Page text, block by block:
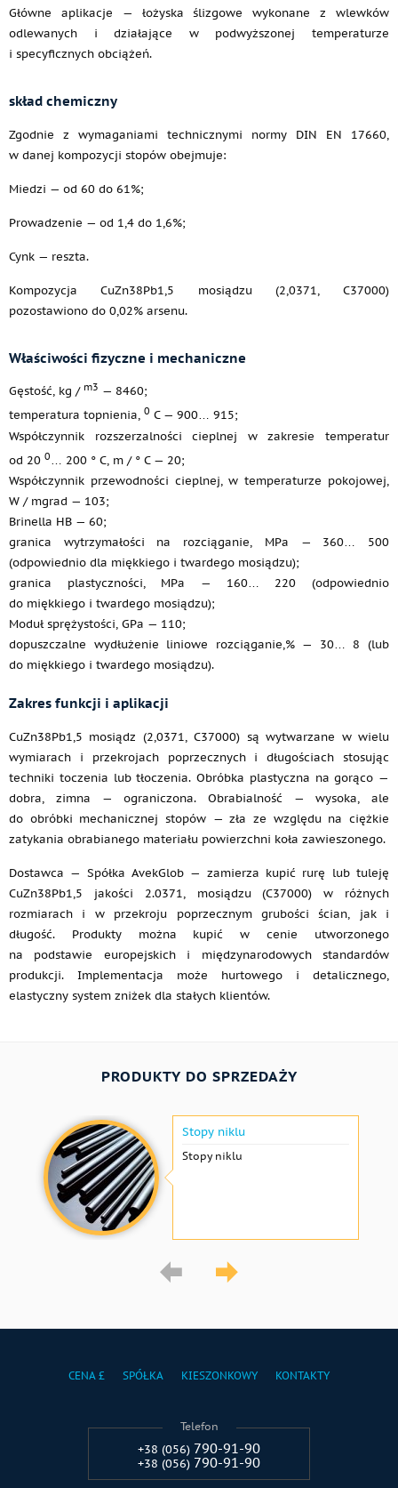
Główne aplikacje — łożyska ślizgowe wykonane z wlewków
odlewanych i działające w podwyższonej temperaturze
i specyficznych obciążeń.
skład chemiczny
Zgodnie z wymaganiami technicznymi normy DIN EN 17660,
w danej kompozycji stopów obejmuje:
Miedzi — od 60 do 61%;
Prowadzenie — od 1,4 do 1,6%;
Cynk — reszta.
Kompozycja CuZn38Pb1,5 mosiądzu (2,0371, C37000)
pozostawiono do 0,02% arsenu.
Właściwości fizyczne i mechaniczne
Gęstość, kg / m3 — 8460;
temperatura topnienia, 0 C — 900… 915;
Współczynnik rozszerzalności cieplnej w zakresie temperatur
od 20 0… 200 ° C, m / ° C — 20;
Współczynnik przewodności cieplnej, w temperaturze pokojowej,
W / mgrad — 103;
Brinella HB — 60;
granica wytrzymałości na rozciąganie, MPa — 360… 500
(odpowiednio dla miękkiego i twardego mosiądzu);
granica plastyczności, MPa — 160… 220 (odpowiednio
do miękkiego i twardego mosiądzu);
Moduł sprężystości, GPa — 110;
dopuszczalne wydłużenie liniowe rozciąganie,% — 30… 8 (lub
do miękkiego i twardego mosiądzu).
Zakres funkcji i aplikacji
CuZn38Pb1,5 mosiądz (2,0371, C37000) są wytwarzane w wielu
wymiarach i przekrojach poprzecznych i długościach stosując
techniki toczenia lub tłoczenia. Obróbka plastyczna na gorąco —
dobra, zimna — ograniczona. Obrabialność — wysoka, ale
do obróbki mechanicznej stopów — zła ze względu na ciężkie
zatykania obrabianego materiału powierzchni koła zawieszonego.
Dostawca — Spółka AvekGlob — zamierza kupić rurę lub tuleję
CuZn38Pb1,5 jakości 2.0371, mosiądzu (C37000) w różnych
rozmiarach i w przekroju poprzecznym grubości ścian, jak i
długość. Produkty można kupić w cenie utworzonego
na podstawie europejskich i międzynarodowych standardów
produkcji. Implementacja może hurtowego i detalicznego,
elastyczny system zniżek dla stałych klientów.
PRODUKTY DO SPRZEDAŻY
Stopy niklu
Stopy niklu
CENA £ SPÓŁKA KIESZONKOWY KONTAKTY
Telefon
+38 (056) 790-91-90
+38 (056) 790-91-90